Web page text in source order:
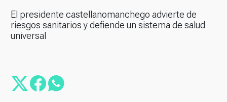
El presidente castellanomanchego advierte de
riesgos sanitarios y defiende un sistema de salud
universal